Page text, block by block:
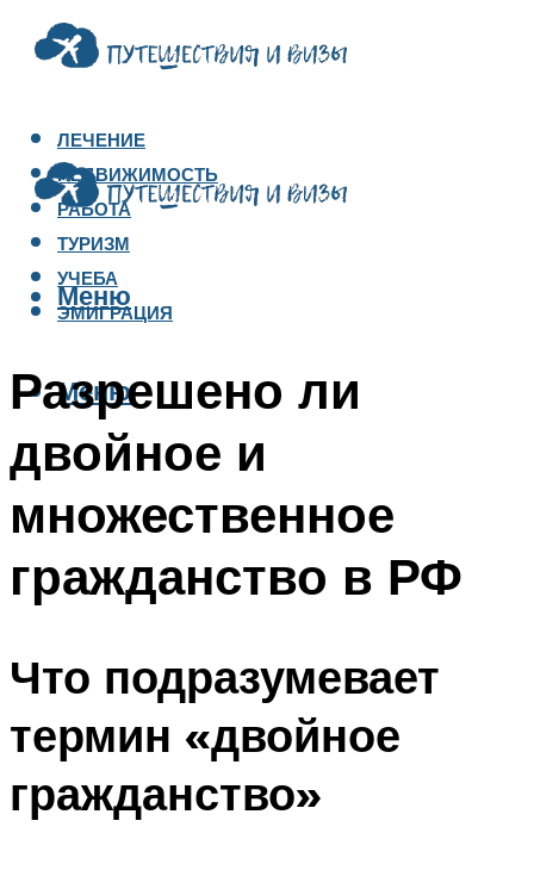
ЛЕЧЕНИЕ
НЕДВИЖИМОСТЬ
РАБОТА
ТУРИЗМ
УЧЕБА
ЭМИГРАЦИЯ
Меню
Меню
Разрешено ли
двойное и
множественное
гражданство в РФ
Что подразумевает
термин «двойное
гражданство»